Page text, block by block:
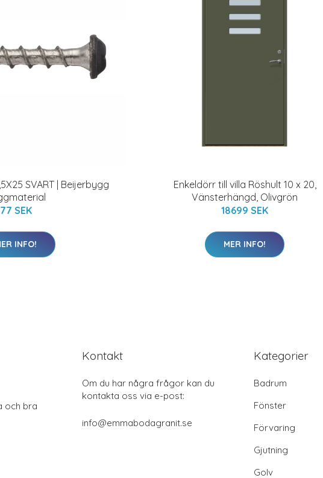
SVART | Beijerbygg
77 SEK
INFO!
Enkeldörr till villa Röshult 10 x 20,
Vänsterhängd, Olivgrön
18699 SEK
MER INFO!
och bra
Kontakt
Om du har några frågor kan du
kontakta oss via e-post:
info@emmabodagranit.se
Kategorier
Badrum
Fönster
Förvaring
Gjutning
Golv